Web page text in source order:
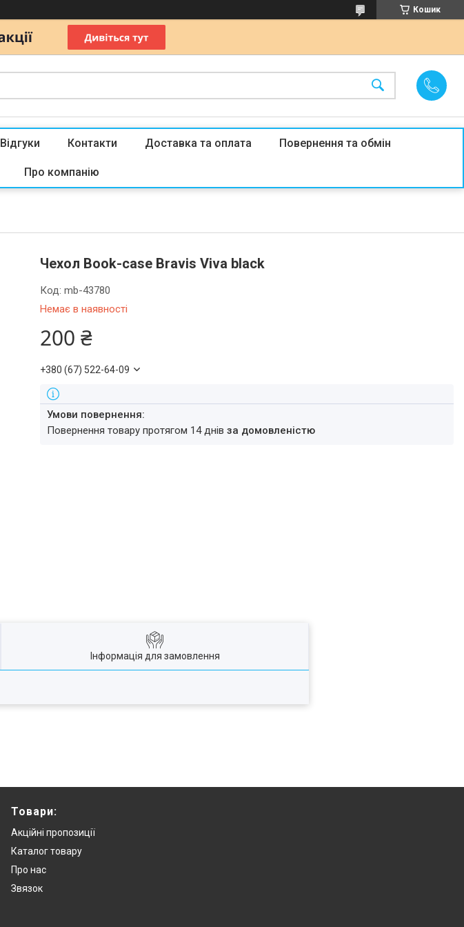
Кошик
Відгуки Контакти Доставка та оплата Повернення та обмін
Про компанію
Чехол Book-case Bravis Viva black
Немає в наявності
Код:mb-43780
200 ₴
+380 (67) 522-64-09
повернення товару протягом 14 днівза домовленістю
Інформація для замовлення
Товари:
Акційні пропозиції
Каталог товару
Про нас
Звязок